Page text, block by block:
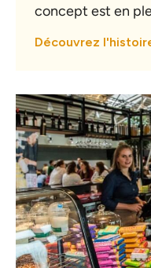
concept est en
Découvrez